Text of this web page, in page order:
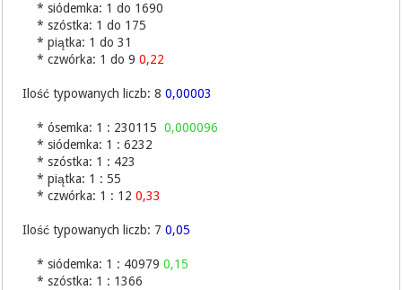
* siódemka: 1 do 1690
* szóstka: 1 do 175
* piątka: 1 do 31
* czwórka: 1 do 90,22
Ilość typowanych liczb: 80,00003
* ósemka: 1 : 2301150,000096
* siódemka: 1 : 6232
* szóstka: 1 : 423
* piątka: 1 : 55
* czwórka: 1 : 120,33
Ilość typowanych liczb: 70,05
* siódemka: 1 : 409790,15
* szóstka: 1 : 1366